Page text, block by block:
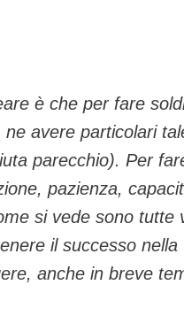
è che per fare
avere particolari
parecchio). Per
pazienza,
si vede sono tutte
il successo
anche in breve